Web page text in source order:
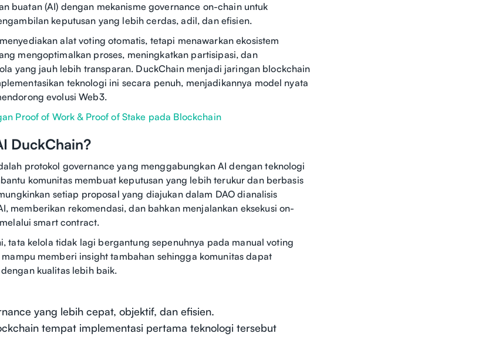
buatan (AI) dengan mekanisme governance on-chain untuk
keputusan yang lebih cerdas, adil, dan efisien.
alat voting otomatis, tetapi menawarkan ekosistem
mengoptimalkan proses, meningkatkan partisipasi, dan
yang jauh lebih transparan. DuckChain menjadi jaringan blockchain
teknologi ini secara penuh, menjadikannya model nyata
evolusi Web3.
Proof of Work & Proof of Stake pada Blockchain
DuckChain?
protokol governance yang menggabungkan AI dengan teknologi
komunitas membuat keputusan yang lebih terukur dan berbasis
setiap proposal yang diajukan dalam DAO dianalisis
memberikan rekomendasi, dan bahkan menjalankan eksekusi on-
smart contract.
tata kelola tidak lagi bergantung sepenuhnya pada manual voting
memberi insight tambahan sehingga komunitas dapat
kualitas lebih baik.
yang lebih cepat, objektif, dan efisien.
tempat implementasi pertama teknologi tersebut